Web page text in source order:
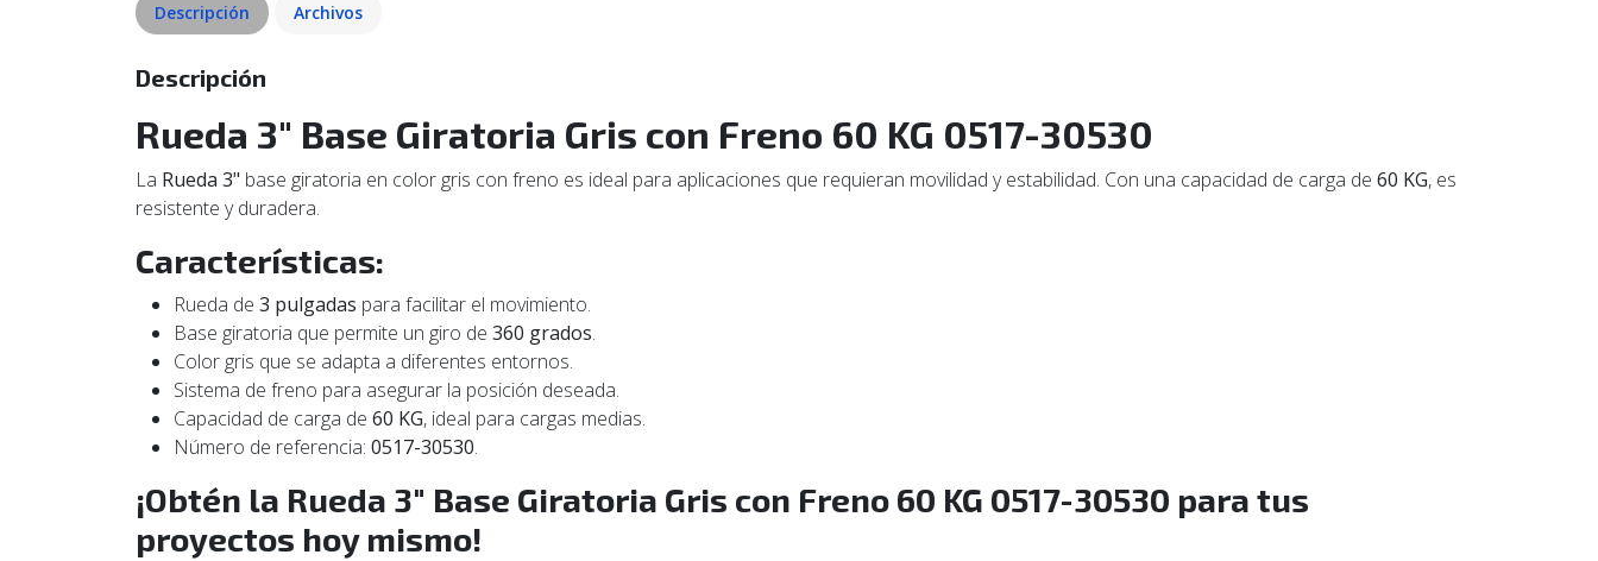
Descripción Archivos
Descripción
Rueda 3" Base Giratoria Gris con Freno 60 KG 0517-30530
La Rueda 3" base giratoria en color gris con freno es ideal para aplicaciones que requieran movilidad y estabilidad. Con una capacidad de carga de 60 KG, es
resistente y duradera.
Características:
Rueda de 3 pulgadas para facilitar el movimiento.
Base giratoria que permite un giro de 360 grados.
Color gris que se adapta a diferentes entornos.
Sistema de freno para asegurar la posición deseada.
Capacidad de carga de 60 KG, ideal para cargas medias.
Número de referencia: 0517-30530.
¡Obtén la Rueda 3" Base Giratoria Gris con Freno 60 KG 0517-30530 para tus
proyectos hoy mismo!